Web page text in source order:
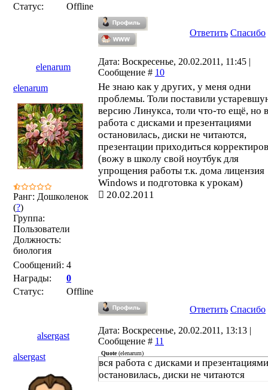
Статус:
Offline
Ответить Спасибо
elenarum
Дата: Воскресенье, 20.02.2011, 11:45 |
Сообщение # 10
elenarum
Ранг: Дошколенок
(?)
Группа:
Пользователи
Должность:
биология
Сообщений: 4
Награды:
0
Статус:
Offline
Не знаю как у других, у меня одни
проблемы. Толи поставили
версию Линукса, толи что-то ещё, но
работа с дисками и презентациями
остановилась, диски не читаются,
презентации приходиться
(вожу в школу свой ноутбук для
упрощения работы т.к. дома лицензия
Windows и подготовка к урокам)
20.02.2011
Ответить Спасибо
alsergast
Дата: Воскресенье, 20.02.2011, 13:13 |
Сообщение # 11
alsergast
Quote(elenarum)
вся работа с дисками и презентациями
остановилась, диски не читаются